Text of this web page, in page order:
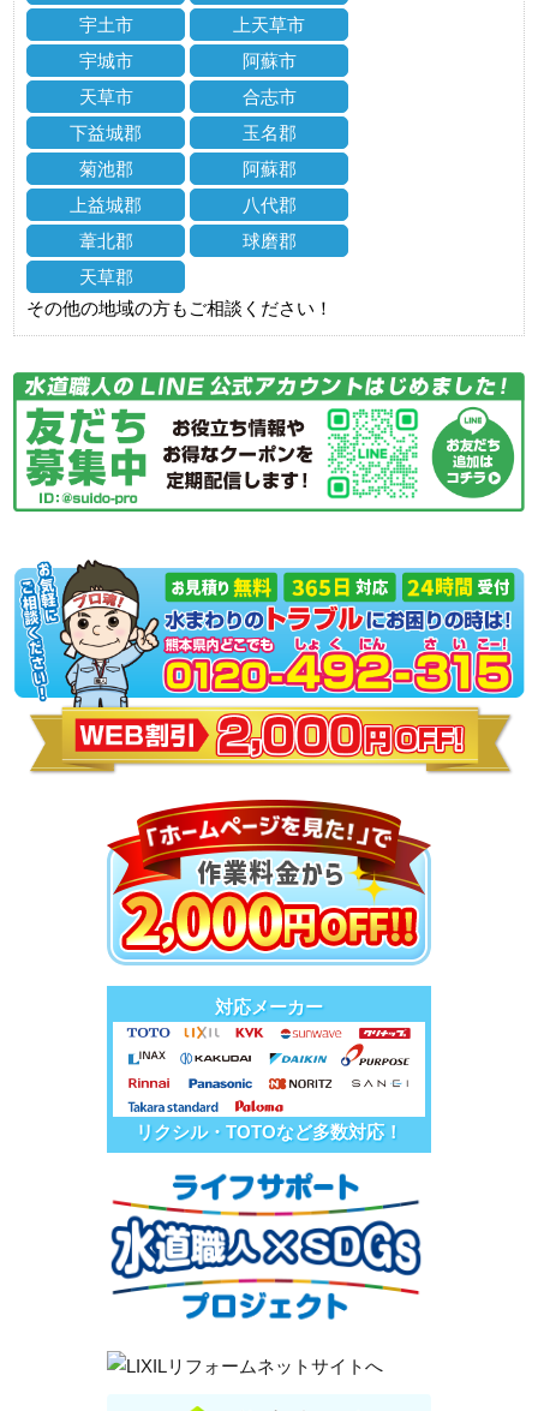
宇土市
上天草市
宇城市
阿蘇市
天草市
合志市
下益城郡
玉名郡
菊池郡
阿蘇郡
上益城郡
八代郡
葦北郡
球磨郡
天草郡
その他の地域の方もご相談ください！
対応メーカー
リクシル・TOTOなど多数対応！